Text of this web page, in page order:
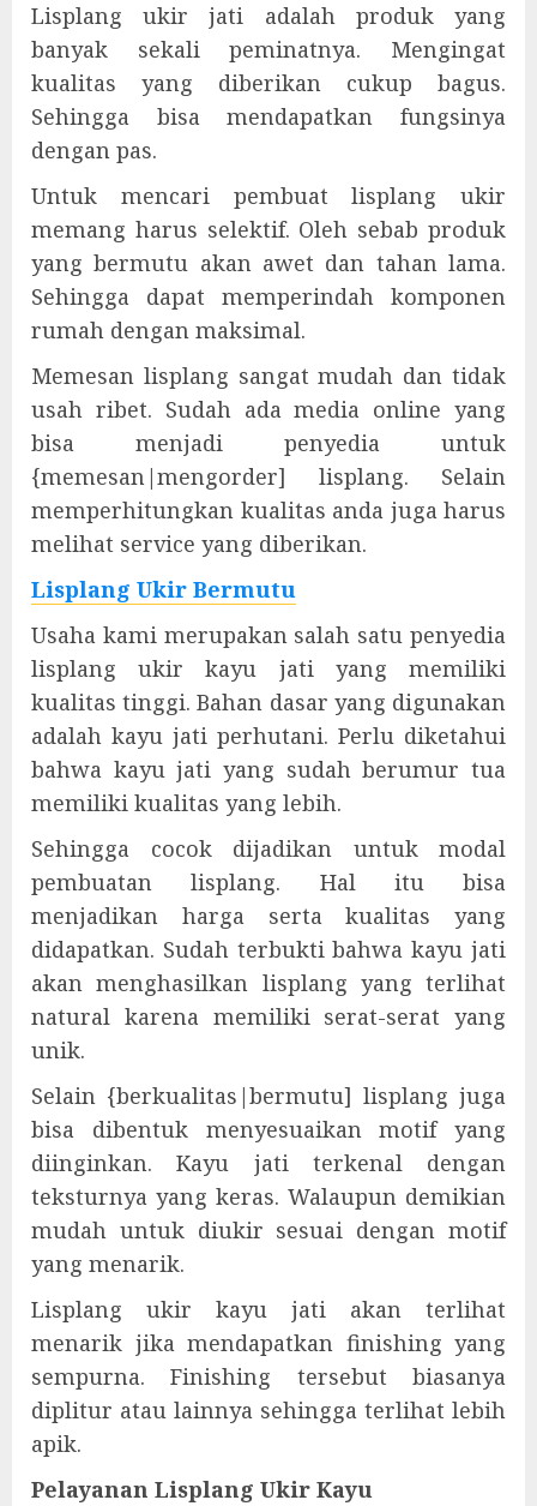
Lisplang ukir jati adalah produk yang
banyak sekali peminatnya. Mengingat
kualitas yang diberikan cukup bagus.
Sehingga bisa mendapatkan fungsinya
dengan pas.
Untuk mencari pembuat lisplang ukir
memang harus selektif. Oleh sebab produk
yang bermutu akan awet dan tahan lama.
Sehingga dapat memperindah komponen
rumah dengan maksimal.
Memesan lisplang sangat mudah dan tidak
usah ribet. Sudah ada media online yang
bisa menjadi penyedia untuk
{memesan|mengorder] lisplang. Selain
memperhitungkan kualitas anda juga harus
melihat service yang diberikan.
Lisplang Ukir Bermutu
Usaha kami merupakan salah satu penyedia
lisplang ukir kayu jati yang memiliki
kualitas tinggi. Bahan dasar yang digunakan
adalah kayu jati perhutani. Perlu diketahui
bahwa kayu jati yang sudah berumur tua
memiliki kualitas yang lebih.
Sehingga cocok dijadikan untuk modal
pembuatan lisplang. Hal itu bisa
menjadikan harga serta kualitas yang
didapatkan. Sudah terbukti bahwa kayu jati
akan menghasilkan lisplang yang terlihat
natural karena memiliki serat-serat yang
unik.
Selain {berkualitas|bermutu] lisplang juga
bisa dibentuk menyesuaikan motif yang
diinginkan. Kayu jati terkenal dengan
teksturnya yang keras. Walaupun demikian
mudah untuk diukir sesuai dengan motif
yang menarik.
Lisplang ukir kayu jati akan terlihat
menarik jika mendapatkan finishing yang
sempurna. Finishing tersebut biasanya
diplitur atau lainnya sehingga terlihat lebih
apik.
Pelayanan Lisplang Ukir Kayu